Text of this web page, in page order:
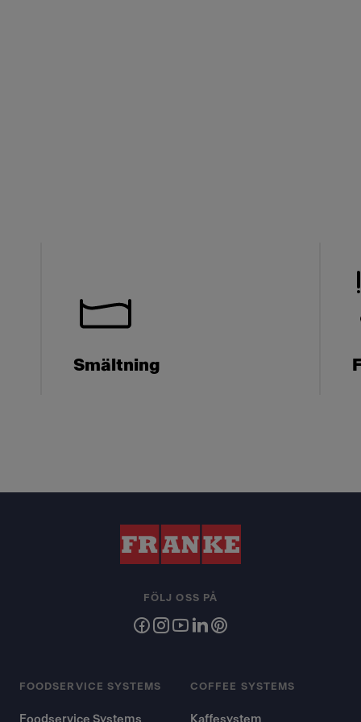
Smältning
FOODSERVICE SYSTEMS
Foodservice Systems
COFFEE SYSTEMS
Kaffesystem
FÖLJ OSS PÅ